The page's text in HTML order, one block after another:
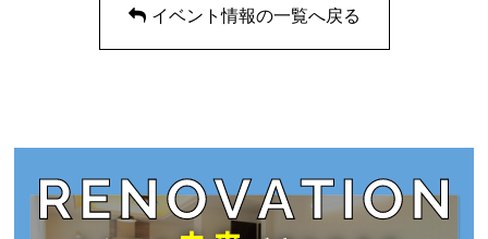
イベント情報の一覧へ戻る